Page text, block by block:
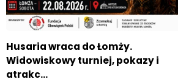
Husaria wraca do Łomży.
Widowiskowy turniej, pokazy i
atrakc…